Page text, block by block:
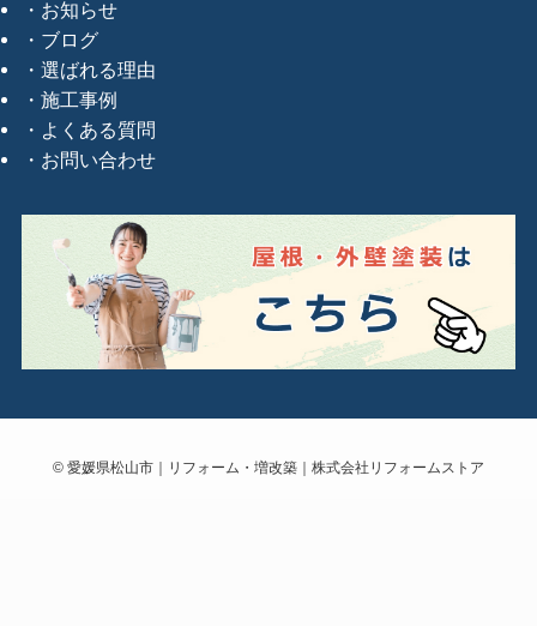
お知らせ
ブログ
選ばれる理由
施工事例
よくある質問
お問い合わせ
© 愛媛県松山市｜リフォーム・増改築｜株式会社リフォームストア